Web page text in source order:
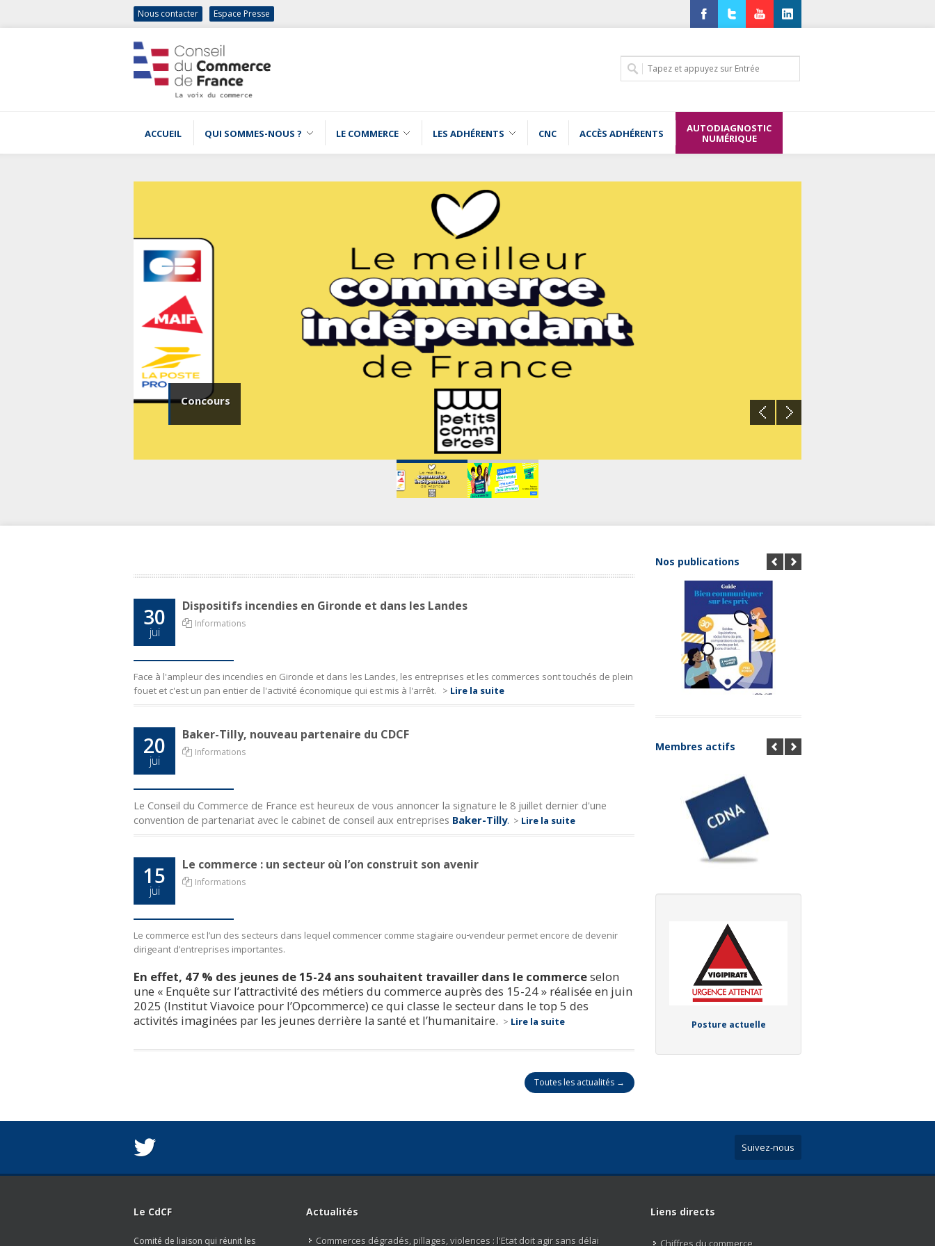
Nous contacter Espace Presse
ACCUEIL QUI SOMMES-NOUS ? LE COMMERCE LES ADHÉRENTS CNC ACCÈS ADHÉRENTS
AUTODIAGNOSTIC
NUMÉRIQUE
Concours
30
jui
Dispositifs incendies en Gironde et dans les Landes
Informations
Face à l'ampleur des incendies en Gironde et dans les Landes, les entreprises et les commerces sont touchés de plein
fouet et c'est un pan entier de l'activité économique qui est mis à l'arrêt.
> Lire la suite
20
jui
Baker-Tilly, nouveau partenaire du CDCF
Informations
Le Conseil du Commerce de France est heureux de vous annoncer la signature le 8 juillet dernier d'une
convention de partenariat avec le cabinet de conseil aux entreprises Baker-Tilly. > Lire la suite
15
jui
Le commerce : un secteur où l’on construit son avenir
Informations
Le commerce est l’un des secteurs dans lequel commencer comme stagiaire ou vendeur permet encore de devenir
dirigeant d’entreprises importantes.
En effet, 47 % des jeunes de 15-24 ans souhaitent travailler dans le commerceselon
une « Enquête sur l’attractivité des métiers du commerce auprès des 15-24 » réalisée en juin
2025 (Institut Viavoice pour l’Opcommerce) ce qui classe le secteur dans le top 5 des
activités imaginées par les jeunes derrière la santé et l’humanitaire. > Lire la suite
Toutes les actualités →
Nos publications
Membres actifs
Posture actuelle
Suivez-nous
Le CdCF
Comité de liaison qui réunit les
Actualités
Commerces dégradés, pillages, violences : l'Etat doit agir sans délai
Liens directs
Chiffres du commerce